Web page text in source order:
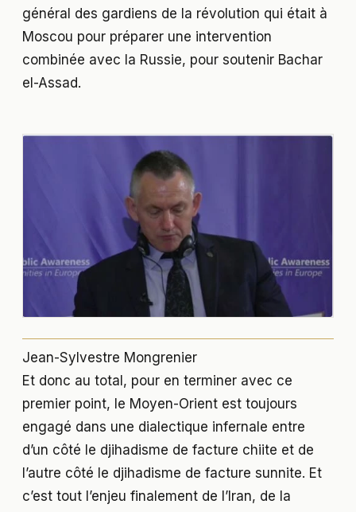
général des gardiens de la révolution qui était à
Moscou pour préparer une intervention
combinée avec la Russie, pour soutenir Bachar
el-Assad.
Jean-Sylvestre Mongrenier
Et donc au total, pour en terminer avec ce
premier point, le Moyen-Orient est toujours
engagé dans une dialectique infernale entre
d’un côté le djihadisme de facture chiite et de
l’autre côté le djihadisme de facture sunnite. Et
c’est tout l’enjeu finalement de l’Iran, de la